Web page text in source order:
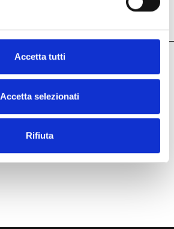
Accetta tutti
Accetta selezionati
Rifiuta